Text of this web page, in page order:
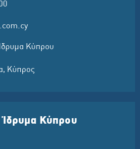
Κύπρου
Κύπρος
Ίδρυμα Κύπρου